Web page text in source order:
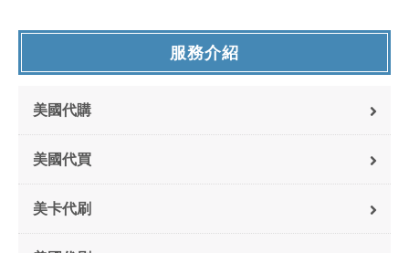
服務介紹
美國代購
美國代買
美卡代刷